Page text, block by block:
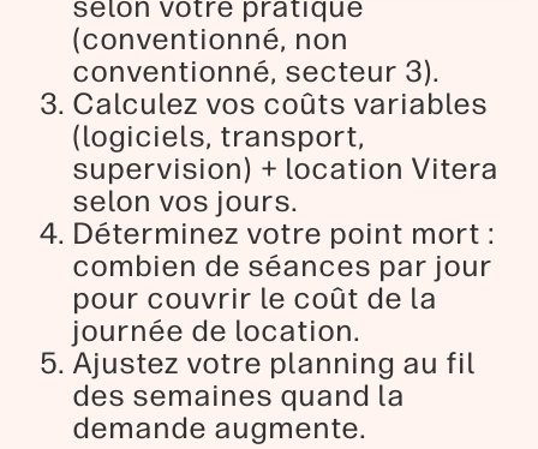
selon votre pratique
(conventionné, non
conventionné, secteur 3).
Calculez vos coûts variables
(logiciels, transport,
supervision) + location Vitera
selon vos jours.
Déterminez votre point mort :
combien de séances par jour
pour couvrir le coût de la
journée de location.
Ajustez votre planning au fil
des semaines quand la
demande augmente.